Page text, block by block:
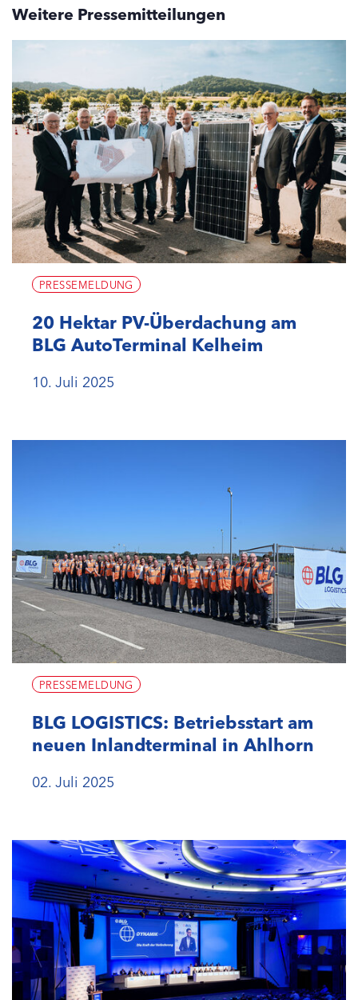
Weitere Pressemitteilungen
PRESSEMELDUNG
20 Hektar PV-Überdachung am
BLG AutoTerminal Kelheim
10. Juli 2025
PRESSEMELDUNG
BLG LOGISTICS: Betriebsstart am
neuen Inlandterminal in Ahlhorn
02. Juli 2025